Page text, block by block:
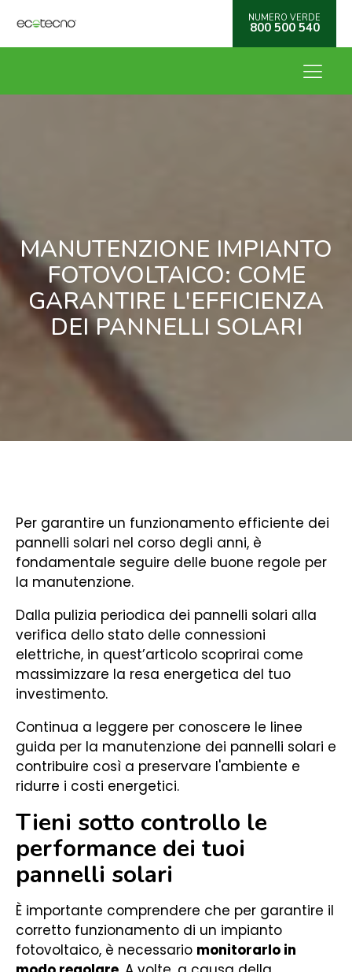
NUMERO VERDE
800 500 540
MANUTENZIONE IMPIANTO
FOTOVOLTAICO: COME
GARANTIRE L'EFFICIENZA
DEI PANNELLI SOLARI
Per garantire un funzionamento efficiente dei
pannelli solari nel corso degli anni, è
fondamentale seguire delle buone regole per
la manutenzione.
Dalla pulizia periodica dei pannelli solari alla
verifica dello stato delle connessioni
elettriche, in quest’articolo scoprirai come
massimizzare la resa energetica del tuo
investimento.
Continua a leggere per conoscere le linee
guida per la manutenzione dei pannelli solari e
contribuire così a preservare l'ambiente e
ridurre i costi energetici.
Tieni sotto controllo le
performance dei tuoi
pannelli solari
È importante comprendere che per garantire il
corretto funzionamento di un impianto
fotovoltaico, è necessario monitorarlo in